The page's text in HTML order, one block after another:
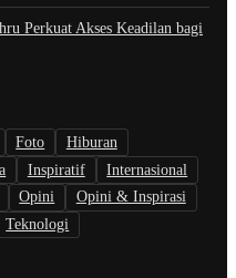
Perkuat Akses Keadilan bagi
Foto
Hiburan
Inspiratif
Internasional
Opini
Opini & Inspirasi
Teknologi